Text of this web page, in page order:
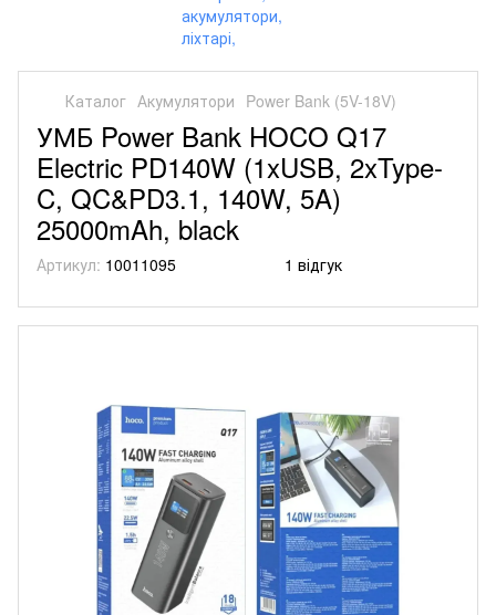
Каталог Акумулятори Power Bank (5V-18V)
УМБ Power Bank HOCO Q17
Electric PD140W (1xUSB, 2xType-
C, QC&PD3.1, 140W, 5A)
25000mAh, black
Артикул: 10011095 1 відгук